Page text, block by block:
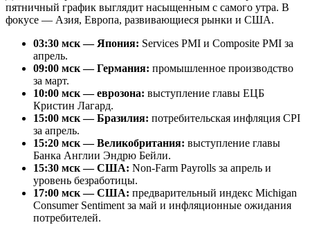
пятничный график выглядит насыщенным с самого утра. В
фокусе — Азия, Европа, развивающиеся рынки и США.
03:30 мск — Япония: Services PMI и Composite PMI за
апрель.
09:00 мск — Германия: промышленное производство
за март.
10:00 мск — еврозона: выступление главы ЕЦБ
Кристин Лагард.
15:00 мск — Бразилия: потребительская инфляция CPI
за апрель.
15:20 мск — Великобритания: выступление главы
Банка Англии Эндрю Бейли.
15:30 мск — США: Non-Farm Payrolls за апрель и
уровень безработицы.
17:00 мск — США: предварительный индекс Michigan
Consumer Sentiment за май и инфляционные ожидания
потребителей.